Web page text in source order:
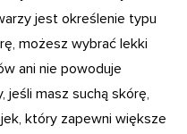
jest określenie typu
możesz wybrać lekki
ani nie powoduje
jeśli masz suchą skórę,
który zapewni większe